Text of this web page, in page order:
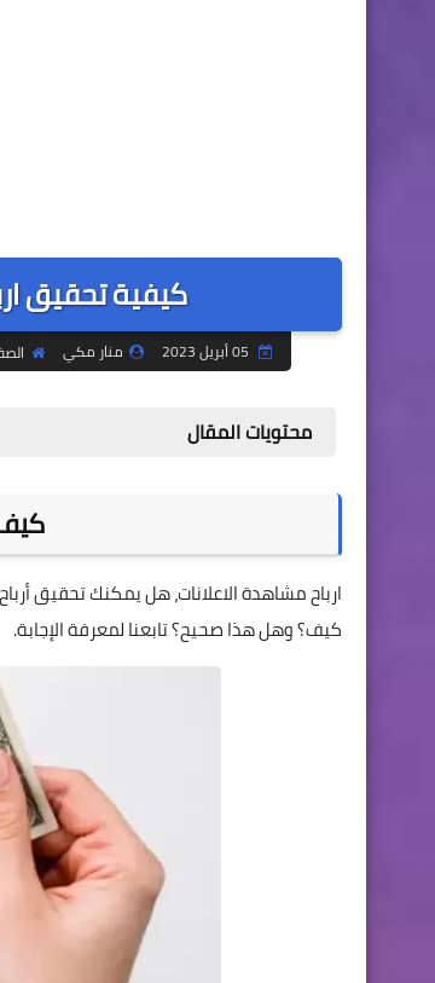
كيفية تحقيق
منار مكي
محتويات المقال
ارباح مشاهدة الاعلانات، هل يمكنك تحقيق
كيف؟ وهل هذا صحيح؟ تابعنا لمعرفة الإجابة.